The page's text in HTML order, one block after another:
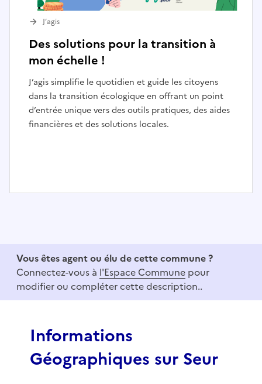
Des solutions pour la transition à
mon échelle !
J’agis simplifie le quotidien et guide les citoyens
dans la transition écologique en offrant un point
d’entrée unique vers des outils pratiques, des aides
financières et des solutions locales.
J’agis
3
Vous êtes agent ou élu de cette commune ?
Connectez-vous à l'Espace Commune pour
modifier ou compléter cette description..
Informations
Géographiques sur Seur